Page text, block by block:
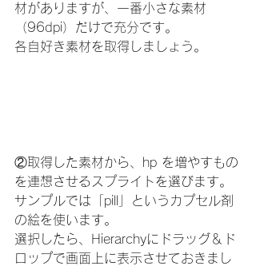
材がありますが、一番小さな素材
（96dpi）だけで充分です。
各自好き素材を取得しましょう。
②取得した素材から、hp を増やすもの
を連想させるスプライトを選びます。
サンプルでは「pill」というカプセル剤
の絵を使います。
選択したら、Hierarchyにドラッグ＆ド
ロップで画面上に表示させておきまし